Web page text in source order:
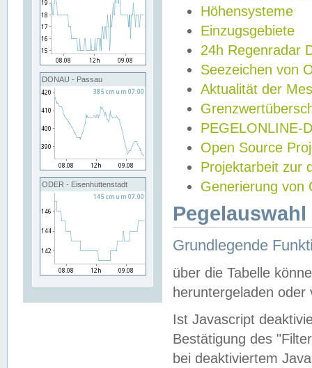
DONAU - Passau
ODER - Eisenhüttenstadt
Höhensysteme
Einzugsgebiete
24h Regenradar
Seezeichen von
Aktualität der
PEGELONLINE-
Open Source
Projektarbeit zur
Generierung von
Grundlegende
über die Tabelle
heruntergeladen oder
Ist Javascript
Bestätigung des
bei deaktiviertem